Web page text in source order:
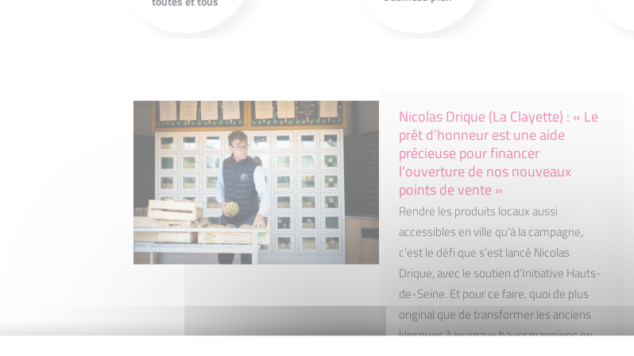
Nicolas Drique (La Clayette) : « Le
prêt d’honneur est une aide
précieuse pour financer
l’ouverture de nos nouveaux
points de vente »
Rendre les produits locaux aussi
accessibles en ville qu'à la campagne,
c’est le défi que s’est lancé Nicolas
Drique, avec le soutien d’Initiative Hauts-
de-Seine. Et pour ce faire, quoi de plus
original que de transformer les anciens
kiosques à journaux haussmanniens en